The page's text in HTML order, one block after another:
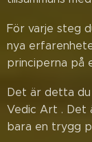
För varje steg
nya
principerna på
Det är detta
Vedic Art . Det
bara en trygg